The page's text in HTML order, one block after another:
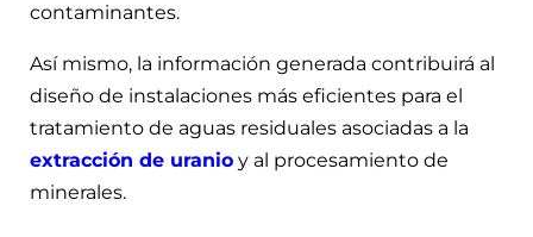
contaminantes.
Así mismo, la información generada contribuirá al
diseño de instalaciones más eficientes para el
tratamiento de aguas residuales asociadas a la
extracción de uranio y al procesamiento de
minerales.